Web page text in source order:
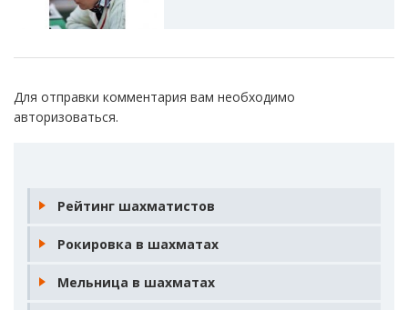
Для отправки комментария вам необходимо
авторизоваться.
Рейтинг шахматистов
Рокировка в шахматах
Мельница в шахматах